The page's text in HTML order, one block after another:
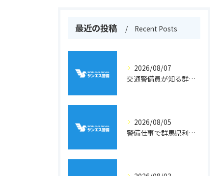
最近の投稿 Recent Posts
2026/08/07
交通警備員が知る群馬県吾妻郡高山村の地形と現場選びのポイント
2026/08/05
警備仕事で群馬県利根郡片品村周辺の安心と働きやすさを両立するポイント